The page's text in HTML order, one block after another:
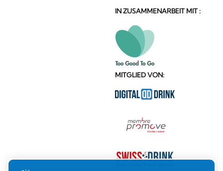
IN ZUSAMMENARBEIT MIT :
MITGLIED VON: